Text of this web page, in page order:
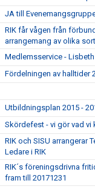
JA till
RIK får vågen från
arrangemang av olika
Medlemsservice -
Fördelningen av halltider
Utbildningsplan 2015 -
Skördefest - vi gör vad vi
RIK och SISU arrangerar
Ledare i RIK
RIK´s föreningsdrivna
fram till 20171231